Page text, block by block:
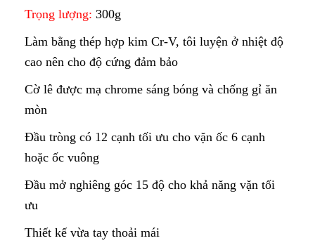
Trọng lượng: 300g
Làm bằng thép hợp kim Cr-V, tôi luyện ở nhiệt độ
cao nên cho độ cứng đảm bảo
Cờ lê được mạ chrome sáng bóng và chống gỉ ăn
mòn
Đầu tròng có 12 cạnh tối ưu cho vặn ốc 6 cạnh
hoặc ốc vuông
Đầu mở nghiêng góc 15 độ cho khả năng vặn tối
ưu
Thiết kế vừa tay thoải mái